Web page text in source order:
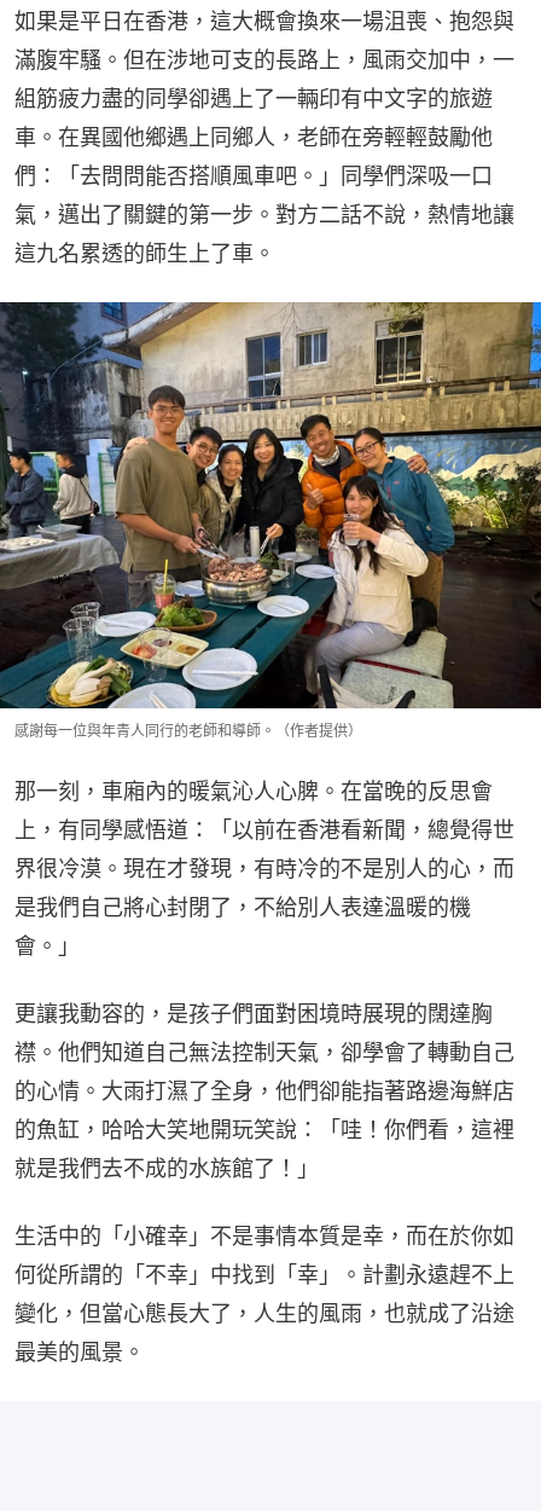
如果是平日在香港，這大概會換來一場沮喪、抱怨與
滿腹牢騷。但在涉地可支的長路上，風雨交加中，一
組筋疲力盡的同學卻遇上了一輛印有中文字的旅遊
車。在異國他鄉遇上同鄉人，老師在旁輕輕鼓勵他
們：「去問問能否搭順風車吧。」同學們深吸一口
氣，邁出了關鍵的第一步。對方二話不說，熱情地讓
這九名累透的師生上了車。
感謝每一位與年青人同行的老師和導師。（作者提供）
那一刻，車廂內的暖氣沁人心脾。在當晚的反思會
上，有同學感悟道：「以前在香港看新聞，總覺得世
界很冷漠。現在才發現，有時冷的不是別人的心，而
是我們自己將心封閉了，不給別人表達溫暖的機
會。」
更讓我動容的，是孩子們面對困境時展現的闊達胸
襟。他們知道自己無法控制天氣，卻學會了轉動自己
的心情。大雨打濕了全身，他們卻能指著路邊海鮮店
的魚缸，哈哈大笑地開玩笑說：「哇！你們看，這裡
就是我們去不成的水族館了！」
生活中的「小確幸」不是事情本質是幸，而在於你如
何從所謂的「不幸」中找到「幸」。計劃永遠趕不上
變化，但當心態長大了，人生的風雨，也就成了沿途
最美的風景。